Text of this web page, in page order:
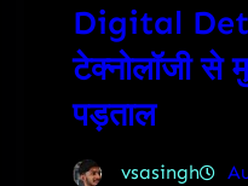
Digital
टेक्नोलॉजी से
पड़ताल
vsasingh